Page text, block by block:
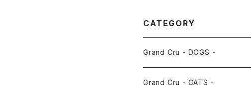
CATEGORY
Grand Cru - DOGS -
CHICKEN AND DUCK
Grand Cru - CATS -